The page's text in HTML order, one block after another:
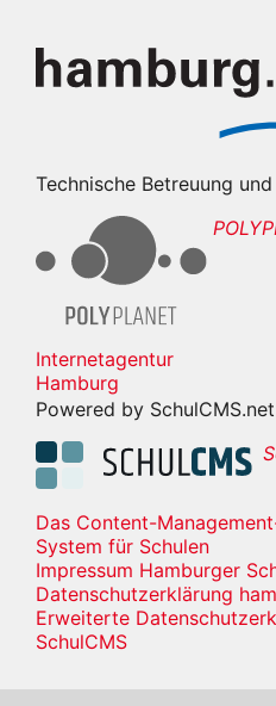
Technische Betreuung
Internetagentur
Hamburg
Powered by SchulCMS.net
Das Content-
System für Schulen
Impressum Hamburger
Datenschutzerklärung
Erweiterte
SchulCMS